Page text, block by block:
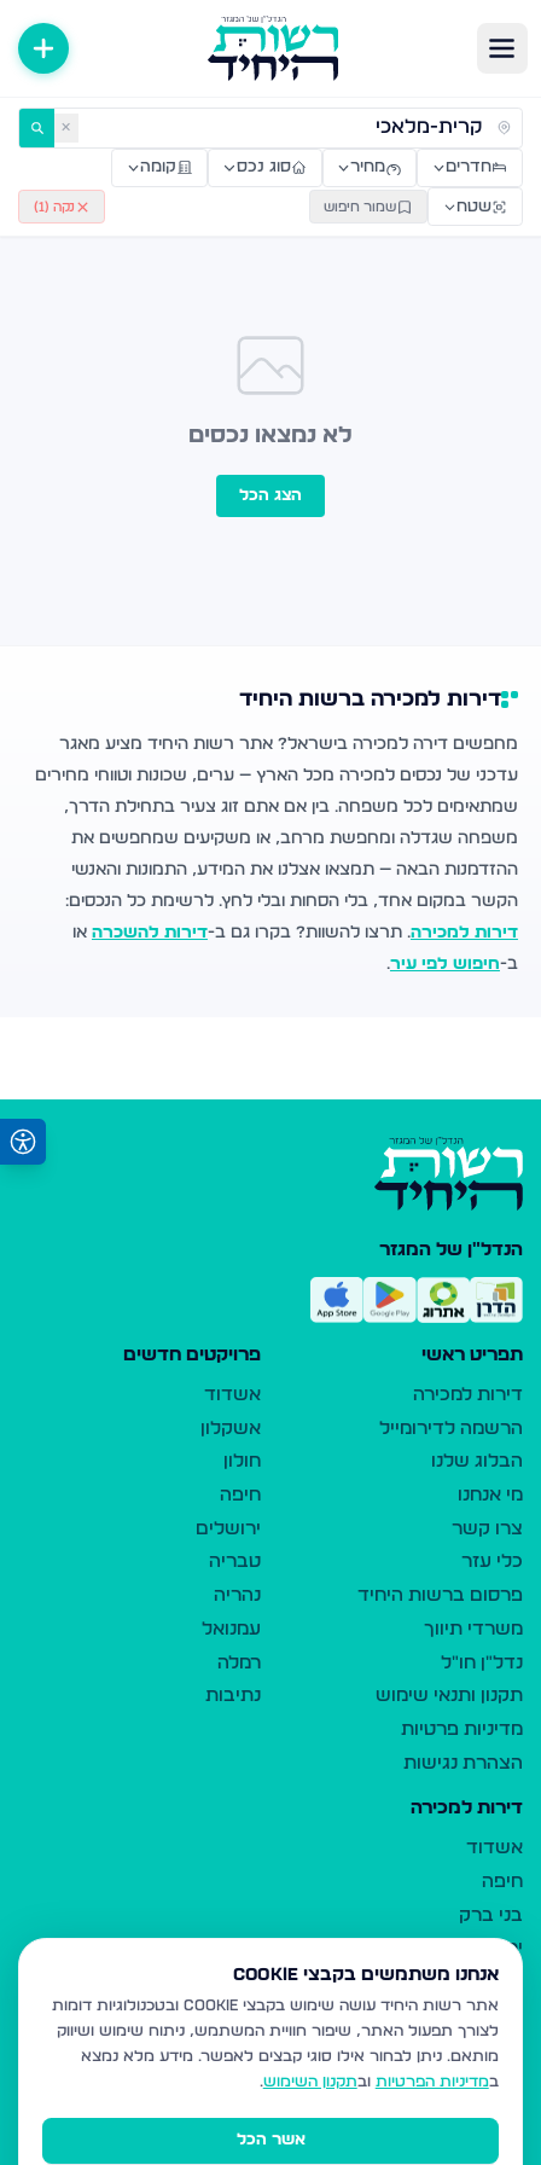
דירות למכירה ולהשכרה — רשות היחיד ✕
חדרים מחיר סוג נכס קומה
שטח שמור חיפוש נקה ( 1
)
לא נמצאו נכסים
הצג הכל
דירות למכירה ברשות היחיד
מחפשים דירה למכירה בישראל? אתר רשות היחיד מציע מאגר
עדכני של נכסים למכירה מכל הארץ — ערים, שכונות וטווחי מחירים
שמתאימים לכל משפחה. בין אם אתם זוג צעיר בתחילת הדרך,
משפחה שגדלה ומחפשת מרחב, או משקיעים שמחפשים את
ההזדמנות הבאה — תמצאו אצלנו את המידע, התמונות והאנשי
הקשר במקום אחד, בלי הסחות ובלי לחץ. לרשימת כל הנכסים:
דירות למכירה. תרצו להשוות? בקרו גם ב-דירות להשכרה או
ב-חיפוש לפי עיר.
הנדל"ן של המגזר
תפריט ראשי
דירות למכירה
הרשמה לדירומייל
הבלוג שלנו
מי אנחנו
צרו קשר
כלי עזר
פרסום ברשות היחיד
משרדי תיווך
נדל"ן חו"ל
תקנון ותנאי שימוש
מדיניות פרטיות
הצהרת נגישות
פרויקטים חדשים
אשדוד
אשקלון
חולון
חיפה
ירושלים
טבריה
נהריה
עמנואל
רמלה
נתיבות
דירות למכירה
אשדוד
חיפה
בני ברק
ירושלים
אלעד
גבעת זאב
בית שמש
רכסים
מודיעין עילית
אנחנו משתמשים בקבצי Cookie
אתר רשות היחיד עושה שימוש בקבצי Cookie ובטכנולוגיות דומות
לצורך תפעול האתר, שיפור חוויית המשתמש, ניתוח שימוש ושיווק
מותאם. ניתן לבחור אילו סוגי קבצים לאפשר. מידע מלא נמצא
במדיניות הפרטיות ובתקנון השימוש.
אשר הכל